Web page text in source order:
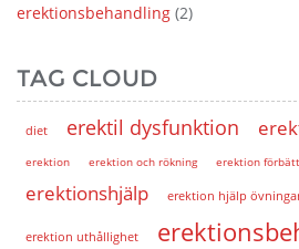
erektionsbehandling (2)
TAG CLOUD
diet erektil dysfunktion
erektion
erektion och rökning erektion
erektionshjälp erektion hjälp
erektion uthållighet